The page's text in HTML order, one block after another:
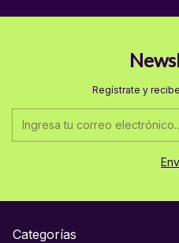
Regístrate y
Categorías